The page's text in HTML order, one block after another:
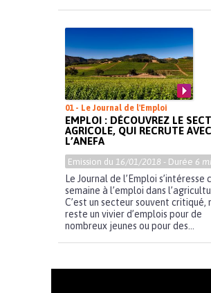
01 - Le Journal de l'Emploi
EMPLOI : DÉCOUVREZ LE
AGRICOLE, QUI RECRUTE AVEC
L’ANEFA
Emission du 16/01/2018 - Durée 6
Le Journal de l’Emploi s’intéresse
semaine à l’emploi dans
C’est un secteur souvent critiqué,
reste un vivier d’emplois pour de
nombreux jeunes ou pour des...